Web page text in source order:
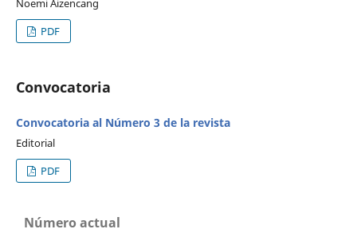
Noemi Aizencang
PDF
Convocatoria
Convocatoria al Número 3 de la revista
Editorial
PDF
Número actual